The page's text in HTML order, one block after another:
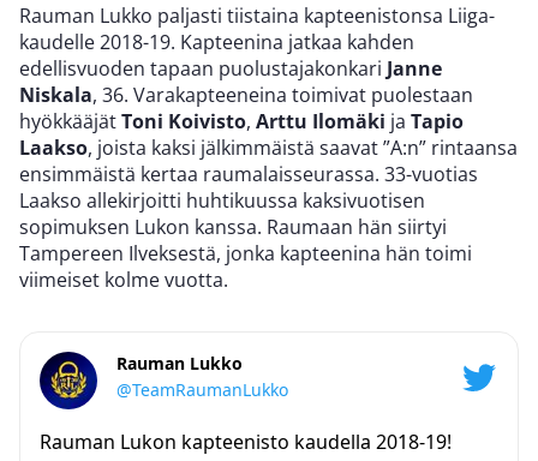
Rauman Lukko paljasti tiistaina kapteenistonsa Liiga-
kaudelle 2018-19. Kapteenina jatkaa kahden
edellisvuoden tapaan puolustajakonkari Janne
Niskala, 36. Varakapteeneina toimivat puolestaan
hyökkääjätToni Koivisto, Arttu Ilomäki ja Tapio
Laakso, joista kaksi jälkimmäistä saavat ”A:n” rintaansa
ensimmäistä kertaa raumalaisseurassa. 33-vuotias
Laakso allekirjoitti huhtikuussa kaksivuotisen
sopimuksen Lukon kanssa. Raumaan hän siirtyi
Tampereen Ilveksestä, jonka kapteenina hän toimi
viimeiset kolme vuotta.
Rauman Lukko
@TeamRaumanLukko
Rauman Lukon kapteenisto kaudella 2018-19!